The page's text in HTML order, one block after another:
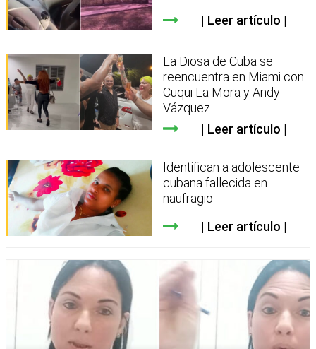
Leer artículo
La Diosa de Cuba se
reencuentra en Miami con
Cuqui La Mora y Andy
Vázquez
Leer artículo
Identifican a adolescente
cubana fallecida en
naufragio
Leer artículo